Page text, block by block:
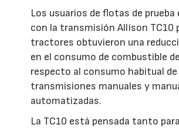
Los usuarios de flotas de prueba
con la transmisión Allison TC10
tractores obtuvieron una
en el consumo de combustible
respecto al consumo habitual de
transmisiones manuales y
automatizadas.
La TC10 está pensada tanto